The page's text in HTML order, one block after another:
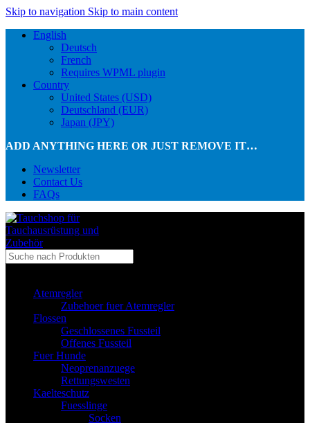
Skip to navigation Skip to main content
English
Deutsch
French
Requires WPML plugin
Country
United States (USD)
Deutschland (EUR)
Japan (JPY)
ADD ANYTHING HERE OR JUST REMOVE IT…
Newsletter
Contact Us
FAQs
Atemregler
Zubehoer fuer Atemregler
Flossen
Geschlossenes Fussteil
Offenes Fussteil
Fuer Hunde
Neoprenanzuege
Rettungswesten
Kaelteschutz
Fuesslinge
Socken